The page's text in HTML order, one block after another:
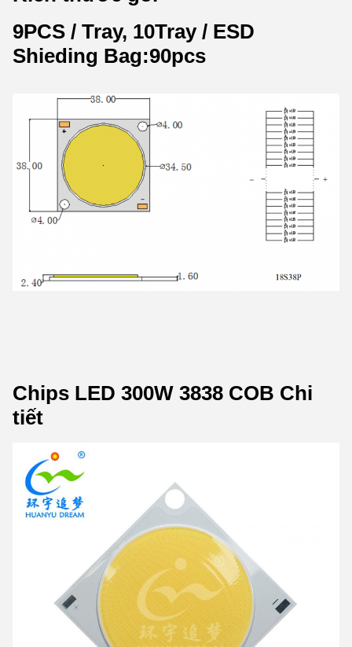
9PCS / Tray, 10Tray / ESD
Shieding Bag:90pcs
Chips LED 300W 3838 COB Chi
tiết